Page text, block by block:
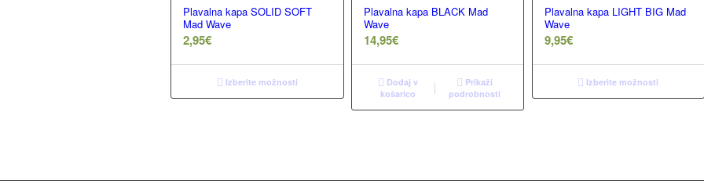
Plavalna kapa SOLID SOFT
Mad Wave
2,95€
Izberite možnosti
Plavalna kapa BLACK Mad
Wave
14,95€
Dodaj v
košarico
Prikaži
podrobnosti
Plavalna kapa LIGHT BIG Mad
Wave
9,95€
Izberite možnosti